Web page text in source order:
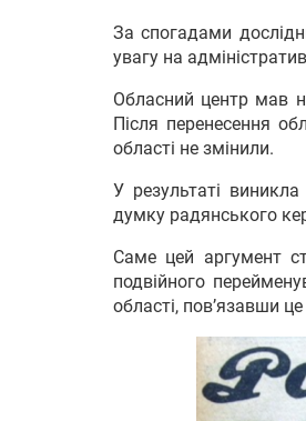
За спогадами
увагу на
Обласний центр мав
Після перенесення
області не змінили.
У результаті
думку радянського
Саме цей аргумент
подвійного
області, пов’язавши